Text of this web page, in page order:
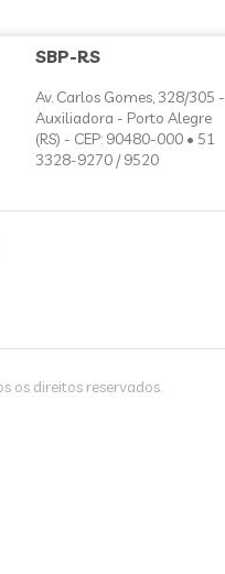
SBP-RS
Av. Carlos Gomes, 328/305 -
Auxiliadora - Porto Alegre
(RS) - CEP: 90480-000 • 51
3328-9270 / 9520
os direitos reservados.